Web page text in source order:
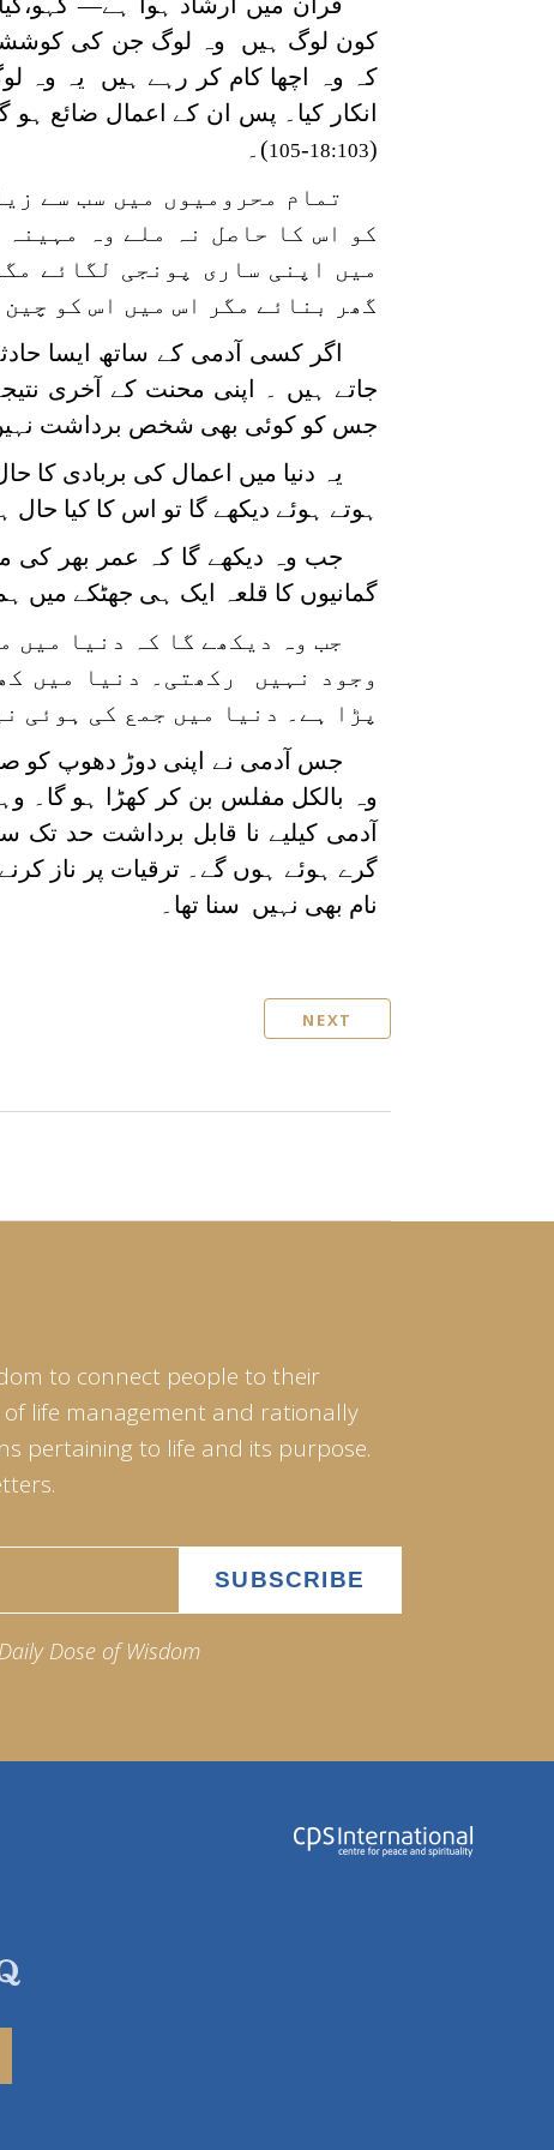
کون لوگ ہیں وہ لوگ جن کی
کہ وہ اچھا کام کر رہے ہیں یہ وہ
انکار کیا۔ پس ان کے اعمال ضائع
(
18:103
-
105)۔
تمام محرومیوں میں سب سے
کو اس کا حاصل نہ ملے وہ
میں اپنی ساری پونجی لگائے
گھر بنائے مگر اس میں اس کو
اگر کسی آدمی کے ساتھ ایسا
جاتے ہیں ۔ اپنی محنت کے آخری نتیجے
جس کو کوئی بھی شخص برداشت
یہ دنیا میں اعمال کی بربادی کا
ہوتے ہوئے دیکھے گا تو اس کا کیا حال
جب وہ دیکھے گا کہ عمر بھر کی
گمانیوں کا قلعہ ایک ہی جھٹکے میں
جب وہ دیکھے گا کہ دنیا میں
وجود نہیں رکھتی۔ دنیا میں
پڑا ہے۔ دنیا میں جمع کی ہوئی
جس آدمی نے اپنی دوڑ دھوپ کو
وہ بالکل مفلس بن کر کھڑا ہو گا۔
آدمی کیلیے نا قابل برداشت حد تک
گرے ہوئے ہوں گے۔ ترقیات پر ناز
نام بھی نہیں سنا تھا۔
NEXT
to connect people to their
life management and rationally
pertaining to life and its purpose.
Daily Dose of Wisdom